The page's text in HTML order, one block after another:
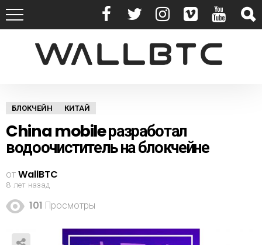
БЛОКЧЕЙН КИТАЙ
China mobile разработал
водоочиститель на блокчейне
отWallBTC
8 лет назад
101 Просмотры